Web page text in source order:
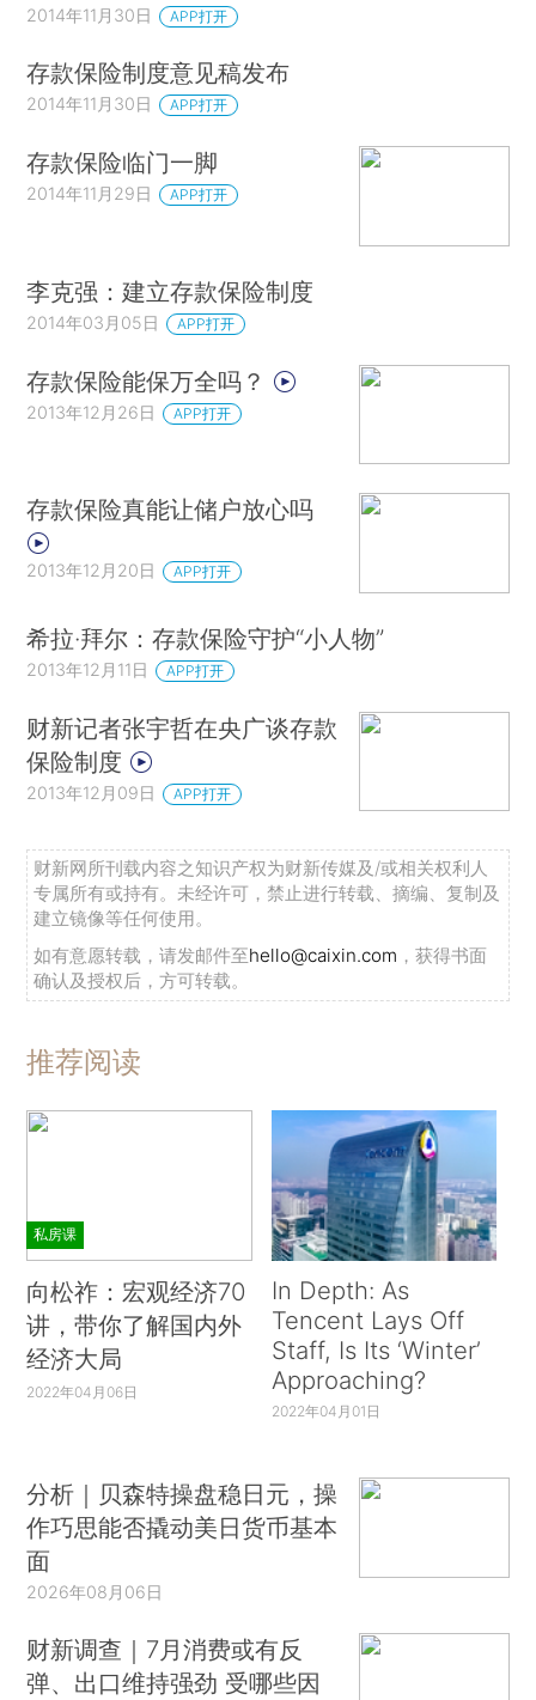
2014年11月30日 APP打开
存款保险制度意见稿发布
2014年11月30日 APP打开
存款保险临门一脚
2014年11月29日 APP打开
李克强：建立存款保险制度
2014年03月05日 APP打开
存款保险能保万全吗？
2013年12月26日 APP打开
存款保险真能让储户放心吗
2013年12月20日 APP打开
希拉·拜尔：存款保险守护“小人物”
2013年12月11日 APP打开
财新记者张宇哲在央广谈存款
保险制度
2013年12月09日 APP打开
财新网所刊载内容之知识产权为财新传媒及/或相关权利人
专属所有或持有。未经许可，禁止进行转载、摘编、复制及
建立镜像等任何使用。
如有意愿转载，请发邮件至hello@caixin.com ，获得书面
确认及授权后，方可转载。
推荐阅读
私房课
向松祚：宏观经济70
讲，带你了解国内外
经济大局
2022年04月06日
In Depth: As
Tencent Lays Off
Staff, Is Its ‘Winter’
Approaching?
2022年04月01日
分析｜贝森特操盘稳日元，操
作巧思能否撬动美日货币基本
面
2026年08月06日
财新调查｜7月消费或有反
弹、出口维持强劲 受哪些因